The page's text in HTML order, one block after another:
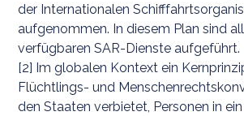
der Internationalen
aufgenommen. In diesem Plan sind
verfügbaren SAR-Dienste aufgeführt.
[2] Im globalen Kontext ein
Flüchtlings- und
den Staaten verbietet, Personen in